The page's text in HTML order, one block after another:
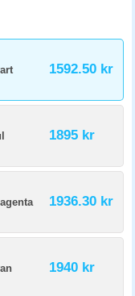
1592.50 kr
1895 kr
1936.30 kr
1940 kr